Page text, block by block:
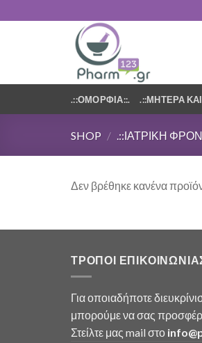
.::ΟΜΟΡΦΙΑ::. .::ΜΗΤΕΡΑ ΚΑΙ
SHOP / .::ΙΑΤΡΙΚΗ
Δεν βρέθηκε κανένα
ΤΡΟΠΟΙ
Για οποιαδήποτε
μπορούμε να σας
Στείλτε μας mail στο info@